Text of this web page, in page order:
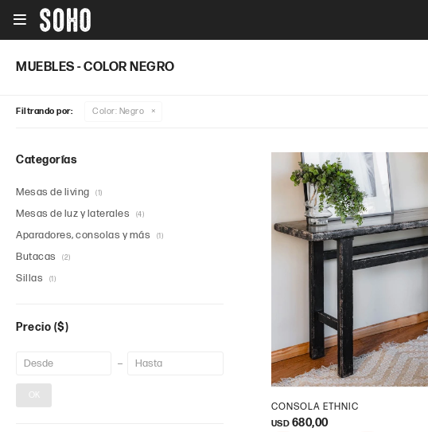

MUEBLES - COLOR NEGRO
Filtrando por: Color: Negro
CONSOLA ETHNIC
USD 680,00
Categorías
Mesas de living (1)
Mesas de luz y laterales (4)
Aparadores, consolas y más (1)
Butacas (2)
Sillas (1)
Precio ($)
OK